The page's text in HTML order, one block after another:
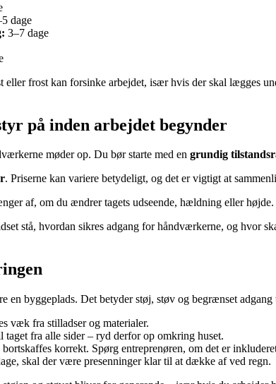
dage
3–7 dage
frost kan forsinke arbejdet, især hvis der skal lægges
på inden arbejdet begynder
møder op. Du bør starte med en grundig
. Priserne kan variere betydeligt, og det er vigtigt at
af, om du ændrer tagets udseende, hældning eller
stå, hvordan sikres adgang for håndværkerne, og hvor
byggeplads. Det betyder støj, støv og begrænset adgang
væk fra stilladser og materialer.
fra alle sider – ryd derfor op omkring huset.
korrekt. Spørg entreprenøren, om det er
skal der være presenninger klar til at dække af ved regn.